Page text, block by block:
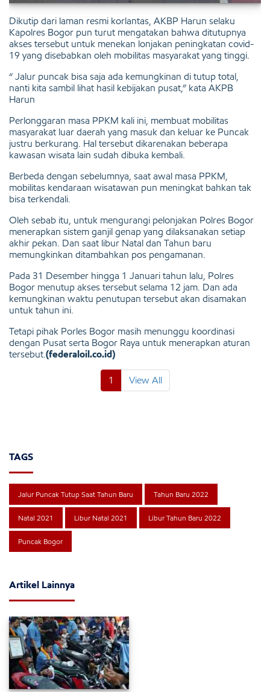
Dikutip dari laman resmi korlantas, AKBP Harun selaku
Kapolres Bogor pun turut mengatakan bahwa ditutupnya
akses tersebut untuk menekan lonjakan peningkatan covid-
19 yang disebabkan oleh mobilitas masyarakat yang tinggi.
“ Jalur puncak bisa saja ada kemungkinan di tutup total,
nanti kita sambil lihat hasil kebijakan pusat,” kata AKPB
Harun
Perlonggaran masa PPKM kali ini, membuat mobilitas
masyarakat luar daerah yang masuk dan keluar ke Puncak
justru berkurang. Hal tersebut dikarenakan beberapa
kawasan wisata lain sudah dibuka kembali.
Berbeda dengan sebelumnya, saat awal masa PPKM,
mobilitas kendaraan wisatawan pun meningkat bahkan tak
bisa terkendali.
Oleh sebab itu, untuk mengurangi pelonjakan Polres Bogor
menerapkan sistem ganjil genap yang dilaksanakan setiap
akhir pekan. Dan saat libur Natal dan Tahun baru
memungkinkan ditambahkan pos pengamanan.
Pada 31 Desember hingga 1 Januari tahun lalu, Polres
Bogor menutup akses tersebut selama 12 jam. Dan ada
kemungkinan waktu penutupan tersebut akan disamakan
untuk tahun ini.
Tetapi pihak Porles Bogor masih menunggu koordinasi
dengan Pusat serta Bogor Raya untuk menerapkan aturan
tersebut. (federaloil.co.id)
1 View All
TAGS
Jalur Puncak Tutup Saat Tahun Baru Tahun Baru 2022
Natal 2021 Libur Natal 2021 Libur Tahun Baru 2022
Puncak Bogor
Artikel Lainnya